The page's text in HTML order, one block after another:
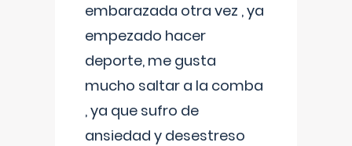
embarazada otra vez , ya
empezado hacer
deporte, me gusta
mucho saltar a la comba
, ya que sufro de
ansiedad y desestreso